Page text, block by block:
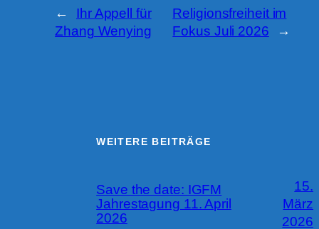
←
Ihr Appell für
Zhang Wenying
Religionsfreiheit im
Fokus Juli 2026
→
WEITERE BEITRÄGE
Save the date: IGFM
Jahrestagung 11. April
2026
15.
März
2026